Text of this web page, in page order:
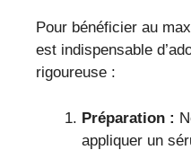
Pour bénéficier au
est indispensable
rigoureuse :
Préparation :
appliquer un